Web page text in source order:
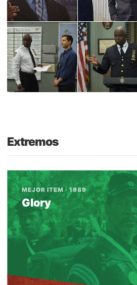
Extremos
MEJOR ITEM · 1989
Glory